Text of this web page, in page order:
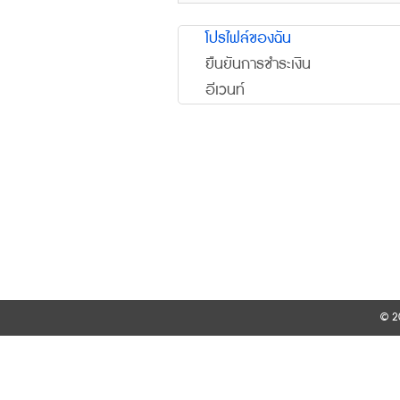
โปรไฟล์ของฉัน
ยืนยันการชำระเงิน
อีเวนท์
©